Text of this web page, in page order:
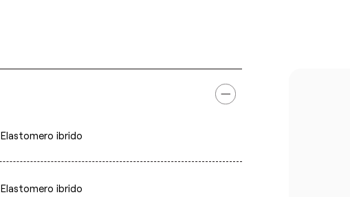
Elastomero ibrido
Elastomero ibrido